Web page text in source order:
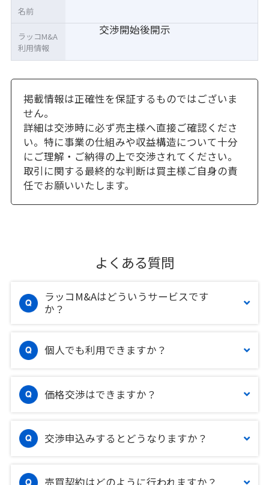
交渉開始後開示
名前
ラッコM&A
利用情報
掲載情報は正確性を保証するものではございま
せん。
詳細は交渉時に必ず売主様へ直接ご確認くださ
い。特に事業の仕組みや収益構造について十分
にご理解・ご納得の上で交渉されてください。
取引に関する最終的な判断は買主様ご自身の責
任でお願いいたします。
よくある質問
ラッコM&Aはどういうサービスです
か？
個人でも利用できますか？
価格交渉はできますか？
交渉申込みするとどうなりますか？